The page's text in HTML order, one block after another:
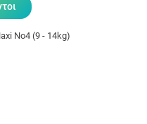
No4 (9 - 14kg)